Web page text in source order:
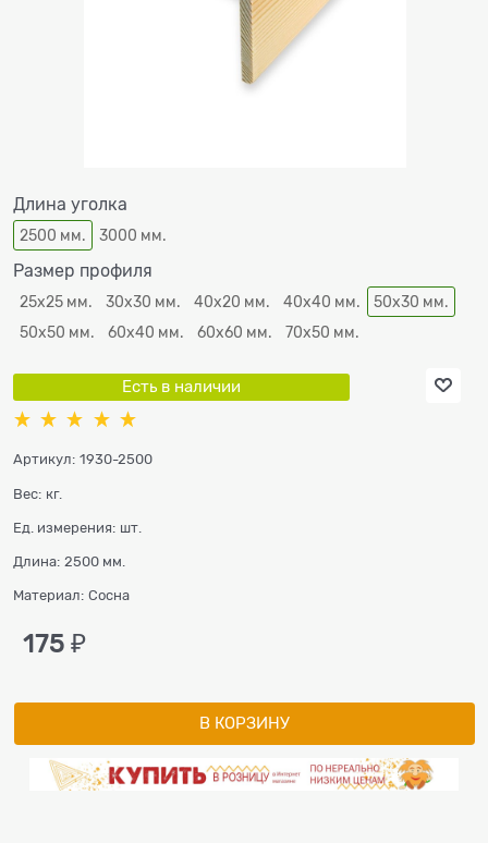
Длина уголка
2500 мм. 3000 мм.
Размер профиля
25х25 мм. 30х30 мм. 40х20 мм. 40х40 мм.
50х30 мм.
50х50 мм.
60х40 мм. 60х60 мм. 70х50 мм.
Есть в наличии
Артикул: 1930-2500
Вес: кг.
Ед. измерения: шт.
Длина: 2500 мм.
Материал: Сосна
175 ₽
В КОРЗИНУ